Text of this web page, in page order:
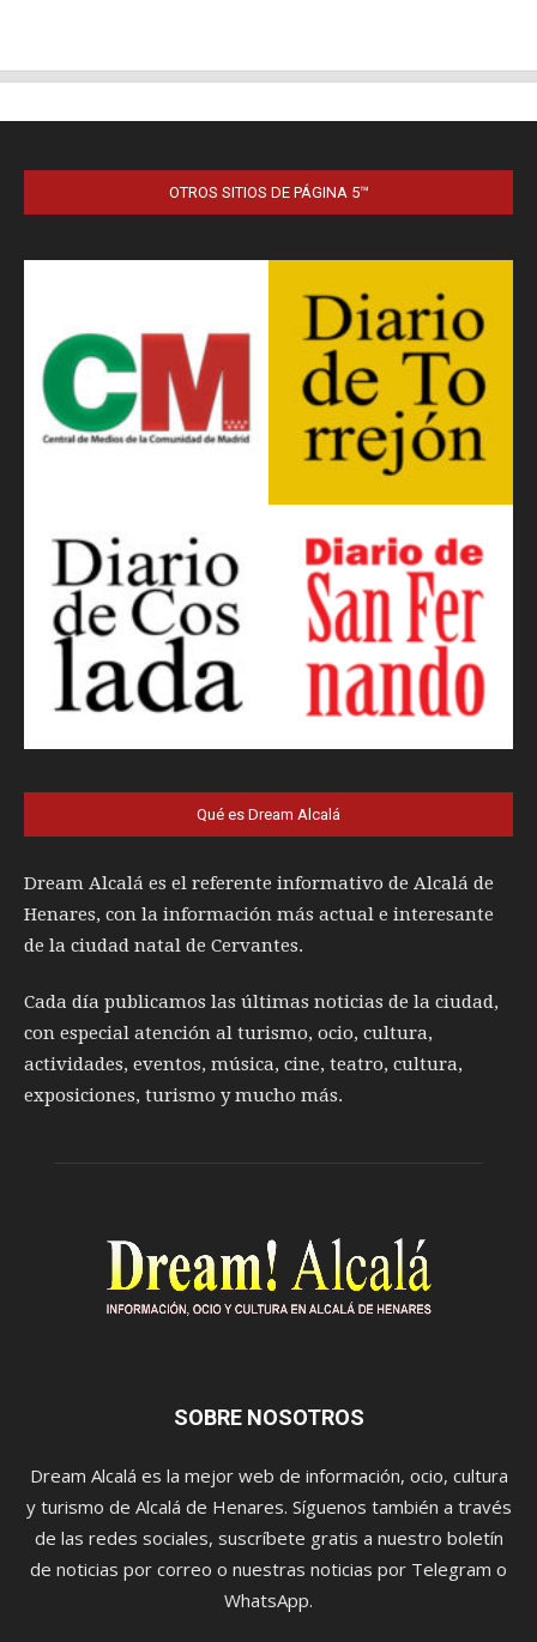
OTROS SITIOS DE PÁGINA 5™
Qué es Dream Alcalá
Dream Alcalá es el referente informativo de Alcalá de
Henares, con la información más actual e interesante
de la ciudad natal de Cervantes.
Cada día publicamos las últimas noticias de la ciudad,
con especial atención al turismo, ocio, cultura,
actividades, eventos, música, cine, teatro, cultura,
exposiciones, turismo y mucho más.
SOBRE NOSOTROS
Dream Alcalá es la mejor web de información, ocio, cultura
y turismo de Alcalá de Henares. Síguenos también a través
de las redes sociales, suscríbete gratis a nuestro boletín
de noticias por correo o nuestras noticias por Telegram o
WhatsApp.